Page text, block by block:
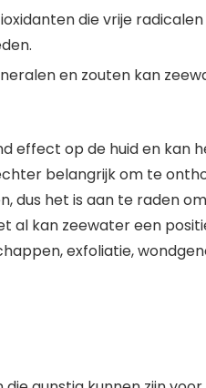
die vrije
en zouten kan
effect op de huid en kan
belangrijk om te
dus het is aan te raden
al kan zeewater een
exfoliatie,